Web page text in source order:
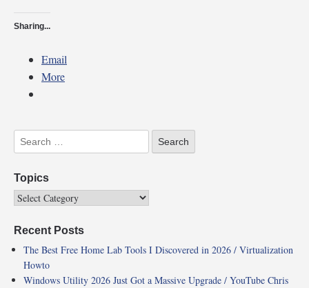
Sharing...
Email
More
Topics
Recent Posts
The Best Free Home Lab Tools I Discovered in 2026 / Virtualization
Howto
Windows Utility 2026 Just Got a Massive Upgrade / YouTube Chris